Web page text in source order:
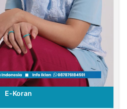
E-Koran